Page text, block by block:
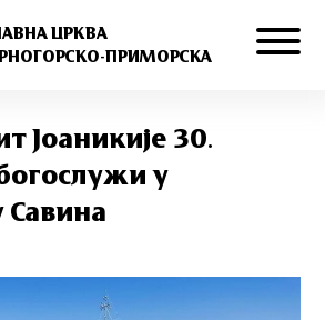
ЦРКВА
ПРИМОРСКА
Јоаникије 30.
у
Савина